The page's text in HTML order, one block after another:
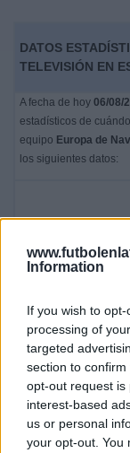
Information
If you wish to
processing of
targeted
section to
opt-out request is
interest-based
us or personal
your opt-out. You
DATOS
TELEVISIÓN EN
A fecha de hoy 06/08/
estadísticos de
equipo Europa de
los siguientes datos:
4 partidos en
0 partidos de
21/